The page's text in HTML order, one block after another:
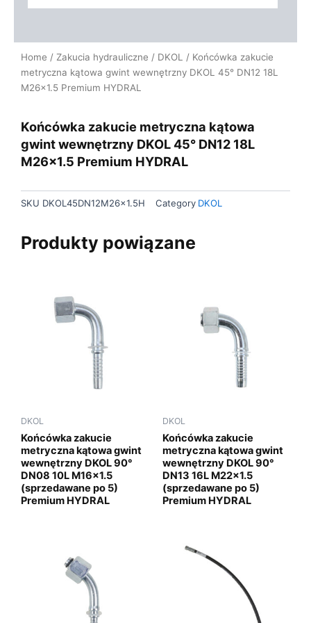
Home / Zakucia hydrauliczne / DKOL
/ Końcówka zakucie
metryczna kątowa gwint wewnętrzny DKOL 45° DN12 18L
M26x1.5 Premium HYDRAL
Końcówka zakucie metryczna kątowa
gwint wewnętrzny DKOL 45° DN12 18L
M26x1.5 Premium HYDRAL
SKU DKOL45DN12M26x1.5H Category DKOL
Produkty powiązane
DKOL
Końcówka zakucie
metryczna kątowa gwint
wewnętrzny DKOL 90°
DN08 10L M16x1.5
(sprzedawane po 5)
Premium HYDRAL
DKOL
Końcówka zakucie
metryczna kątowa gwint
wewnętrzny DKOL 90°
DN13 16L M22x1.5
(sprzedawane po 5)
Premium HYDRAL